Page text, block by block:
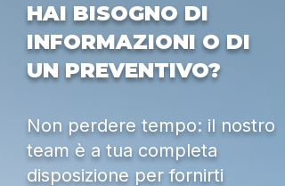
HAI BISOGNO DI
INFORMAZIONI O DI
UN PREVENTIVO?
Non perdere tempo: il nostro
team è a tua completa
disposizione per fornirti